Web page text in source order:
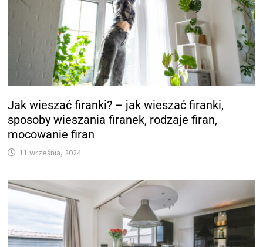
Jak wieszać firanki? – jak wieszać firanki,
sposoby wieszania firanek, rodzaje firan,
mocowanie firan
11 września, 2024